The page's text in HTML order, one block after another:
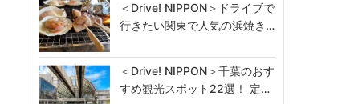
＜Drive! NIPPON＞ドライブで
行きたい関東で人気の浜焼き…
＜Drive! NIPPON＞千葉のおす
すめ観光スポット22選！ 定…